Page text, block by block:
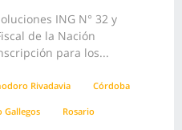
ING N° 32 y
de la Nación
para los...
Rivadavia Córdoba
Gallegos Rosario